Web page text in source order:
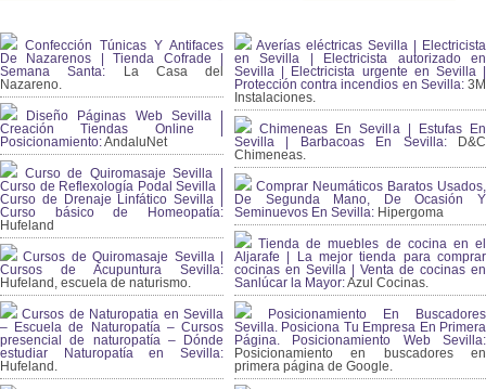
Confección Túnicas Y Antifaces
De Nazarenos | Tienda Cofrade |
Semana Santa: La Casa del
Nazareno.
Diseño Páginas Web Sevilla |
Creación Tiendas Online |
Posicionamiento:AndaluNet
Curso de Quiromasaje Sevilla |
Curso de Reflexología Podal Sevilla |
Curso de Drenaje Linfático Sevilla |
Curso básico de Homeopatía:
Hufeland
Cursos de Quiromasaje Sevilla |
Cursos de Acupuntura Sevilla:
Hufeland, escuela de naturismo.
Cursos de Naturopatia en Sevilla
– Escuela de Naturopatía – Cursos
presencial de naturopatía – Dónde
estudiar Naturopatía en Sevilla:
Hufeland.
Averías eléctricas Sevilla | Electricista
en Sevilla | Electricista autorizado en
Sevilla | Electricista urgente en Sevilla |
Protección contra incendios en Sevilla:3M
Instalaciones.
Chimeneas En Sevilla | Estufas En
Sevilla | Barbacoas En Sevilla:D&C
Chimeneas.
Comprar Neumáticos Baratos Usados,
De Segunda Mano, De Ocasión Y
Seminuevos En Sevilla: Hipergoma
Tienda de muebles de cocina en el
Aljarafe | La mejor tienda para comprar
cocinas en Sevilla | Venta de cocinas en
Sanlúcar la Mayor:Azul Cocinas.
Posicionamiento En Buscadores
Sevilla. Posiciona Tu Empresa En Primera
Página. Posicionamiento Web Sevilla:
Posicionamiento en buscadores en
primera página de Google.